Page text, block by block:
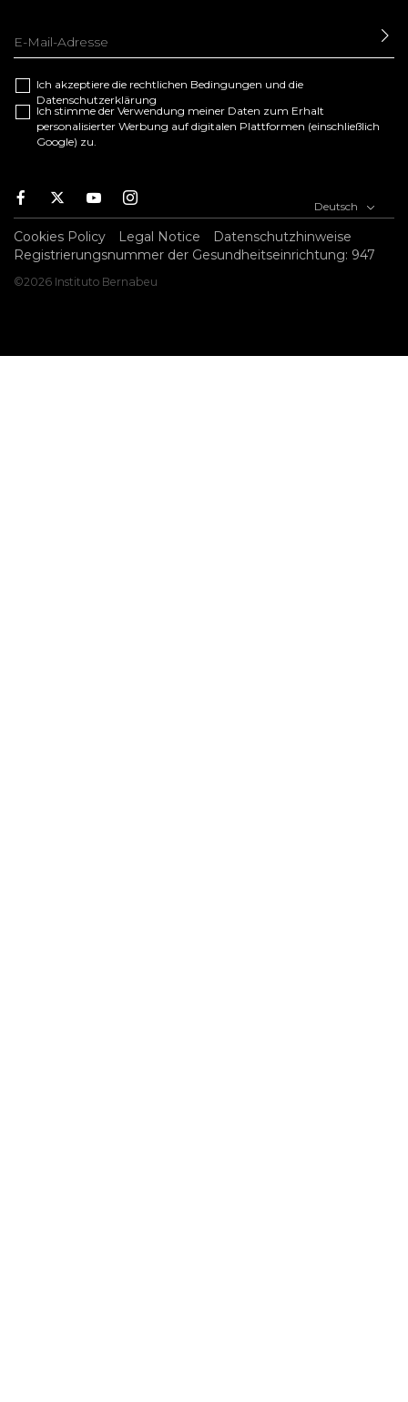
Ich akzeptiere die rechtlichen Bedingungen und die
Datenschutzerklärung
Ich stimme der Verwendung meiner Daten zum Erhalt
personalisierter Werbung auf digitalen Plattformen (einschließlich
Google) zu.
a
c
e
o
w
t
e
Y
o
u
t
b
I
n
s
t
g
Deutsch
Cookies Policy Legal Notice
Datenschutzhinweise
Registrierungsnummer der Gesundheitseinrichtung: 947
©2026 Instituto Bernabeu